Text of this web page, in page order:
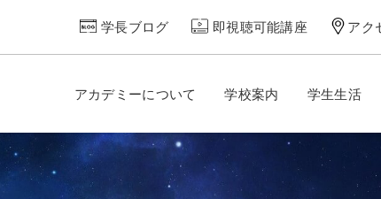
学長ブログ 即視聴可能講座 アク
アカデミーについて 学校案内 学生生活